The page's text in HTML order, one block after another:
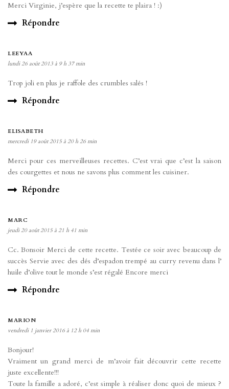
Merci Virginie, j’espère que la recette te plaira ! :)
Répondre
LEEYAA
lundi 26 août 2013 à 9 h 37 min
Trop joli en plus je raffole des crumbles salés !
Répondre
ELISABETH
mercredi 19 août 2015 à 20 h 26 min
Merci pour ces merveilleuses recettes. C’est vrai que c’est la saison
des courgettes et nous ne savons plus comment les cuisiner.
Répondre
MARC
jeudi 20 août 2015 à 21 h 41 min
Cc. Bonsoir Merci de cette recette. Testée ce soir avec beaucoup de
succès Servie avec des dés d’espadon trempé au curry revenu dans l’
huile d’olive tout le monde s’est régalé Encore merci
Répondre
MARION
vendredi 1 janvier 2016 à 12 h 04 min
Bonjour!
Vraiment un grand merci de m’avoir fait découvrir cette recette
juste excellente!!!
Toute la famille a adoré, c’est simple à réaliser donc quoi de mieux ?